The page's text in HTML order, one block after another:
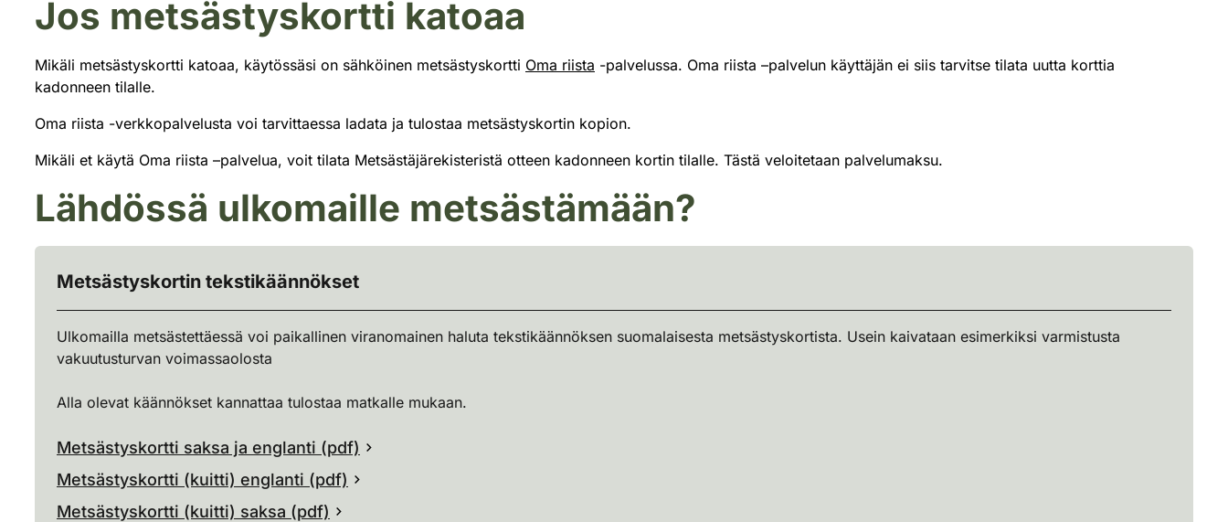
Maksukuitti tai kopio tiliotteesta on liitettävä tilisiirtolomakkeeseen tositteeksi maksun suorittamisesta. Ennakkokirjauskuitti ei kelpaa tositteeksi maksusta.
Tilisiirtolomake ja maksukuitti yhdessä ovat metsästyskortti.
Jos metsästyskortti katoaa
Mikäli metsästyskortti katoaa, käytössäsi on sähköinen metsästyskortti Oma riista -palvelussa. Oma riista –palvelun käyttäjän ei siis tarvitse tilata uutta korttia
kadonneen tilalle.
Oma riista -verkkopalvelusta voi tarvittaessa ladata ja tulostaa metsästyskortin kopion.
Mikäli et käytä Oma riista –palvelua, voit tilata Metsästäjärekisteristä otteen kadonneen kortin tilalle. Tästä veloitetaan palvelumaksu.
Lähdössä ulkomaille metsästämään?
Metsästyskortin tekstikäännökset
Ulkomailla metsästettäessä voi paikallinen viranomainen haluta tekstikäännöksen suomalaisesta metsästyskortista. Usein kaivataan esimerkiksi varmistusta
vakuutusturvan voimassaolosta
Alla olevat käännökset kannattaa tulostaa matkalle mukaan.
Metsästyskortti saksa ja englanti (pdf)
Metsästyskortti (kuitti) englanti (pdf)
Metsästyskortti (kuitti) saksa (pdf)